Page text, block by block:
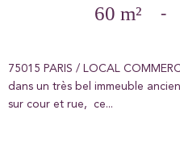
60 m²
-
75015 PARIS / LOCAL
dans un très bel immeuble
sur cour et rue, ce...